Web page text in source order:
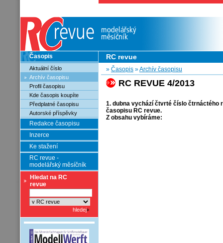
Časopis
Aktuální číslo
Archív časopisu
Profil časopisu
Kde časopis koupíte
Předplatné časopisu
Autorské příspěvky
Redakce časopisu
Inzerce
Ke stažení
RC revue -
modelářský měsíčník
Hledat na RC
revue
RC revue
» Časopis »Archív časopisu
RC REVUE 4/2013
1. dubna vychází čtvrté číslo čtrnáctého
časopisu RC revue.
Z obsahu vybíráme: